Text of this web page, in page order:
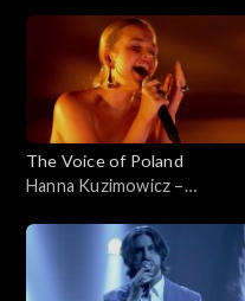
8 listopada 2025
The Voice of Poland
Hanna Kuzimowicz –
Voice of Poland”, Live 1, 8
listopada 2025